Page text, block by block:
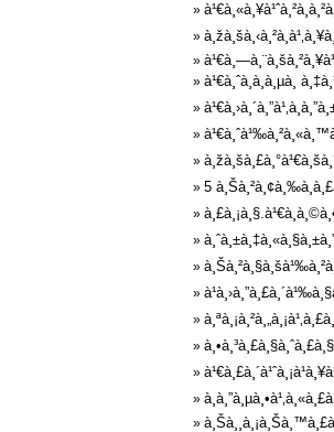
»
»
»
» à¹€à¸ˆà¸­à¸­à¸µà¸
»
»
»
» 5
»
»
»
»
»
»
»
»
»